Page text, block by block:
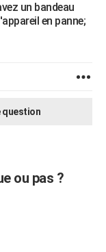
un bandeau
en panne;
question
ou pas ?